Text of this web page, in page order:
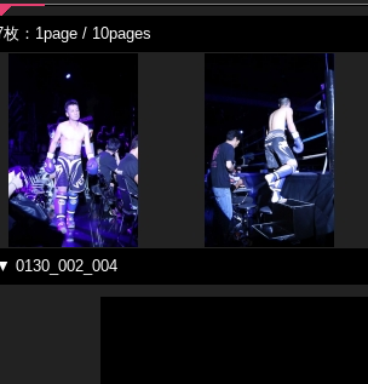
枚：1page / 10pages
0130_002_004